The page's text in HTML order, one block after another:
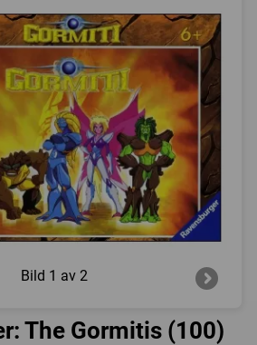
Bild 1 av 2
The Gormitis (100)